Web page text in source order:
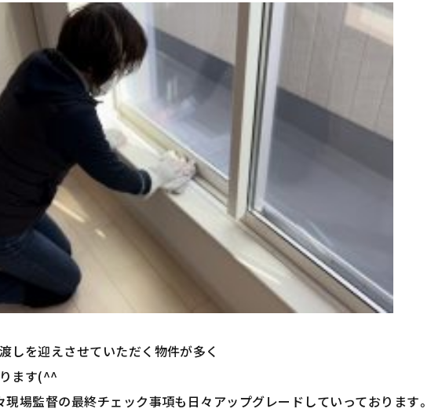
しを迎えさせていただく物件が多く
ます(^^
現場監督の最終チェック事項も日々アップグレードしていっております。